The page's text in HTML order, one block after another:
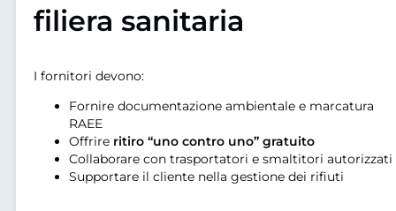
filiera sanitaria
I fornitori devono:
Fornire documentazione ambientale e marcatura
RAEE
Offrire ritiro “uno contro uno” gratuito
Collaborare con trasportatori e smaltitori autorizzati
Supportare il cliente nella gestione dei rifiuti